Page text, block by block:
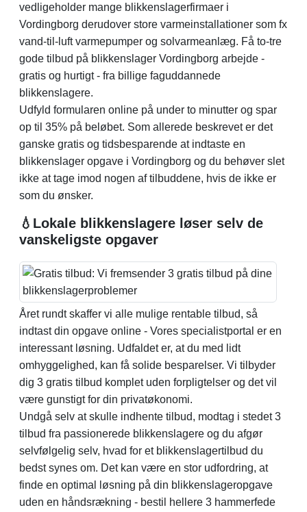
vedligeholder mange blikkenslagerfirmaer i
Vordingborg derudover store varmeinstallationer som fx
vand-til-luft varmepumper og solvarmeanlæg. Få to-tre
gode tilbud på blikkenslager Vordingborg arbejde -
gratis og hurtigt - fra billige faguddannede
blikkenslagere.
Udfyld formularen online på under to minutter og spar
op til 35% på beløbet. Som allerede beskrevet er det
ganske gratis og tidsbesparende at indtaste en
blikkenslager opgave i Vordingborg og du behøver slet
ikke at tage imod nogen af tilbuddene, hvis de ikke er
som du ønsker.
💧Lokale blikkenslagere løser selv de
vanskeligste opgaver
Året rundt skaffer vi alle mulige rentable tilbud, så
indtast din opgave online - Vores specialistportal er en
interessant løsning. Udfaldet er, at du med lidt
omhyggelighed, kan få solide besparelser. Vi tilbyder
dig 3 gratis tilbud komplet uden forpligtelser og det vil
være gunstigt for din privatøkonomi.
Undgå selv at skulle indhente tilbud, modtag i stedet 3
tilbud fra passionerede blikkenslagere og du afgør
selvfølgelig selv, hvad for et blikkenslagertilbud du
bedst synes om. Det kan være en stor udfordring, at
finde en optimal løsning på din blikkenslageropgave
uden en håndsrækning - bestil hellere 3 hammerfede